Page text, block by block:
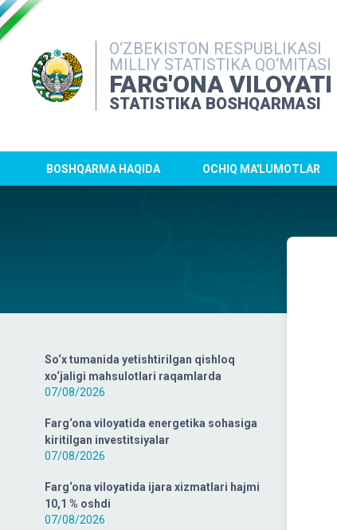
O‘ZBEKISTON RESPUBLIKASI
MILLIY STATISTIKA QO‘MITASI
FARG'ONA VILOYATI
STATISTIKA BOSHQARMASI
BOSHQARMA HAQIDA OCHIQ MA'LUMOTLAR
So‘x tumanida yetishtirilgan qishloq
xo‘jaligi mahsulotlari raqamlarda
07/08/2026
Farg‘ona viloyatida energetika sohasiga
kiritilgan investitsiyalar
07/08/2026
Farg‘ona viloyatida ijara xizmatlari hajmi
10,1 % oshdi
07/08/2026